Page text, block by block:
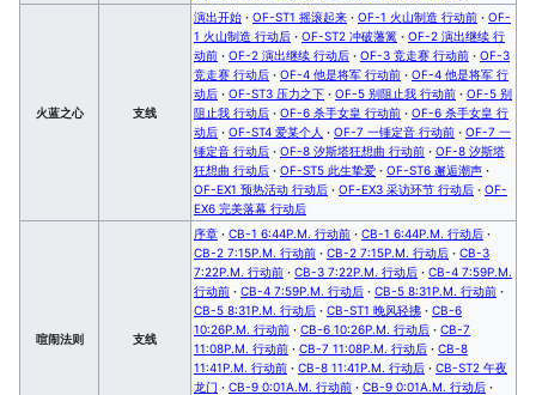
火蓝之心 支线
演出开始 · OF-ST1 摇滚起来 · OF-1 火山制造 行动前 · OF-
1 火山制造 行动后 · OF-ST2 冲破藩篱 · OF-2 演出继续 行
动前 · OF-2 演出继续 行动后 · OF-3 竞走赛 行动前 · OF-3
竞走赛 行动后 · OF-4 他是将军 行动前 · OF-4 他是将军 行
动后 · OF-ST3 压力之下 · OF-5 别阻止我 行动前 · OF-5 别
阻止我 行动后 · OF-6 杀手女皇 行动前 · OF-6 杀手女皇 行
动后 · OF-ST4 爱某个人 · OF-7 一锤定音 行动前 · OF-7 一
锤定音 行动后 · OF-8 汐斯塔狂想曲 行动前 · OF-8 汐斯塔
狂想曲 行动后 · OF-ST5 此生挚爱 · OF-ST6 邂逅潮声 ·
OF-EX1 预热活动 行动后 · OF-EX3 采访环节 行动后 · OF-
EX6 完美落幕 行动后
喧闹法则 支线
序章 · CB-1 6:44P.M. 行动前 · CB-1 6:44P.M. 行动后 ·
CB-2 7:15P.M. 行动前 · CB-2 7:15P.M. 行动后 · CB-3
7:22P.M. 行动前 · CB-3 7:22P.M. 行动后 · CB-4 7:59P.M.
行动前 · CB-4 7:59P.M. 行动后 · CB-5 8:31P.M. 行动前 ·
CB-5 8:31P.M. 行动后 · CB-ST1 晚风轻拂 · CB-6
10:26P.M. 行动前 · CB-6 10:26P.M. 行动后 · CB-7
11:08P.M. 行动前 · CB-7 11:08P.M. 行动后 · CB-8
11:41P.M. 行动前 · CB-8 11:41P.M. 行动后 · CB-ST2 午夜
龙门 · CB-9 0:01A.M. 行动前 · CB-9 0:01A.M. 行动后 ·